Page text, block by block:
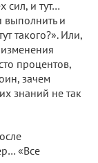
сил, и тут…
и
такого?». Или,
процентов,
зачем
знаний не так
«Все